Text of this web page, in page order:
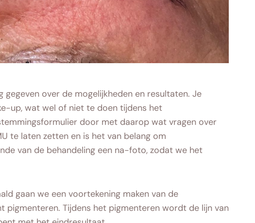
over de mogelijkheden en resultaten. Je
up, wat wel of niet te doen tijdens het
door met daarop wat vragen over
te laten zetten en is het van belang om
van de behandeling een na-foto, zodat we het
gaan we een voortekening maken van de
pigmenteren. Tijdens het pigmenteren wordt de lijn van